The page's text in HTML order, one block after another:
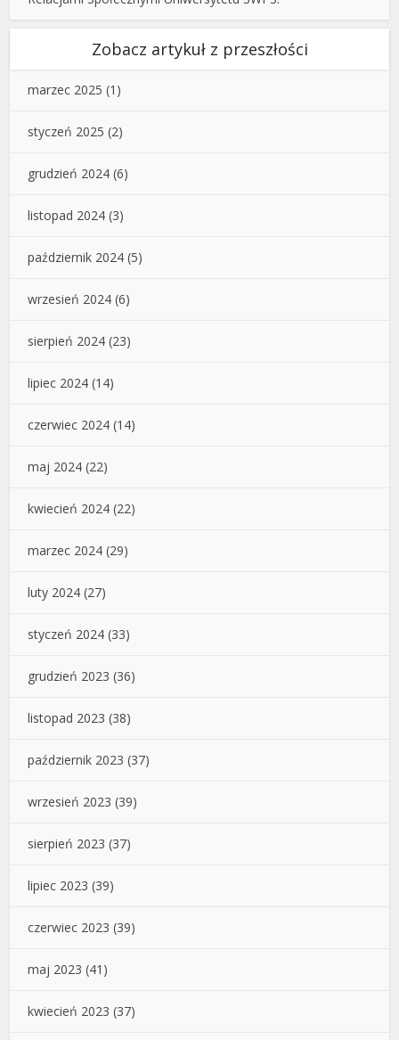
Zobacz artykuł z przeszłości
marzec 2025 (1)
styczeń 2025 (2)
grudzień 2024 (6)
listopad 2024 (3)
październik 2024 (5)
wrzesień 2024 (6)
sierpień 2024 (23)
lipiec 2024 (14)
czerwiec 2024 (14)
maj 2024 (22)
kwiecień 2024 (22)
marzec 2024 (29)
luty 2024 (27)
styczeń 2024 (33)
grudzień 2023 (36)
listopad 2023 (38)
październik 2023 (37)
wrzesień 2023 (39)
sierpień 2023 (37)
lipiec 2023 (39)
czerwiec 2023 (39)
maj 2023 (41)
kwiecień 2023 (37)